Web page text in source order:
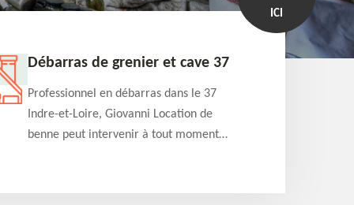
ICI
Débarras de grenier et cave 37
Professionnel en débarras dans le 37
Indre-et-Loire, Giovanni Location de
benne peut intervenir à tout moment
détaillé offert